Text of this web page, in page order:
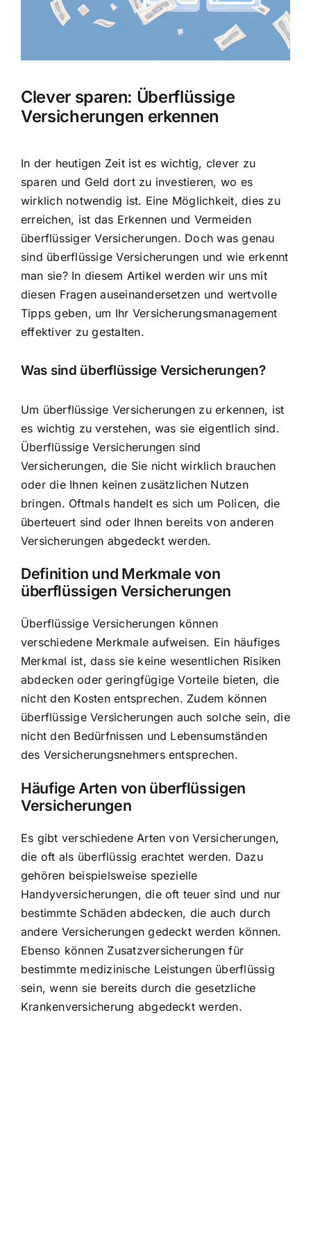
Hausratversicherung
Weitere Tarifvergleiche
Clever sparen: Überflüssige
Versicherungen erkennen
In der heutigen Zeit ist es wichtig, clever zu
sparen und Geld dort zu investieren, wo es
wirklich notwendig ist. Eine Möglichkeit, dies zu
erreichen, ist das Erkennen und Vermeiden
überflüssiger Versicherungen. Doch was genau
sind überflüssige Versicherungen und wie erkennt
man sie? In diesem Artikel werden wir uns mit
diesen Fragen auseinandersetzen und wertvolle
Tipps geben, um Ihr Versicherungsmanagement
effektiver zu gestalten.
Was sind überflüssige Versicherungen?
Um überflüssige Versicherungen zu erkennen, ist
es wichtig zu verstehen, was sie eigentlich sind.
Überflüssige Versicherungen sind
Versicherungen, die Sie nicht wirklich brauchen
oder die Ihnen keinen zusätzlichen Nutzen
bringen. Oftmals handelt es sich um Policen, die
überteuert sind oder Ihnen bereits von anderen
Versicherungen abgedeckt werden.
Definition und Merkmale von
überflüssigen Versicherungen
Überflüssige Versicherungen können
verschiedene Merkmale aufweisen. Ein häufiges
Merkmal ist, dass sie keine wesentlichen Risiken
abdecken oder geringfügige Vorteile bieten, die
nicht den Kosten entsprechen. Zudem können
überflüssige Versicherungen auch solche sein, die
nicht den Bedürfnissen und Lebensumständen
des Versicherungsnehmers entsprechen.
Häufige Arten von überflüssigen
Versicherungen
Es gibt verschiedene Arten von Versicherungen,
die oft als überflüssig erachtet werden. Dazu
gehören beispielsweise spezielle
Handyversicherungen, die oft teuer sind und nur
bestimmte Schäden abdecken, die auch durch
andere Versicherungen gedeckt werden können.
Ebenso können Zusatzversicherungen für
bestimmte medizinische Leistungen überflüssig
sein, wenn sie bereits durch die gesetzliche
Krankenversicherung abgedeckt werden.